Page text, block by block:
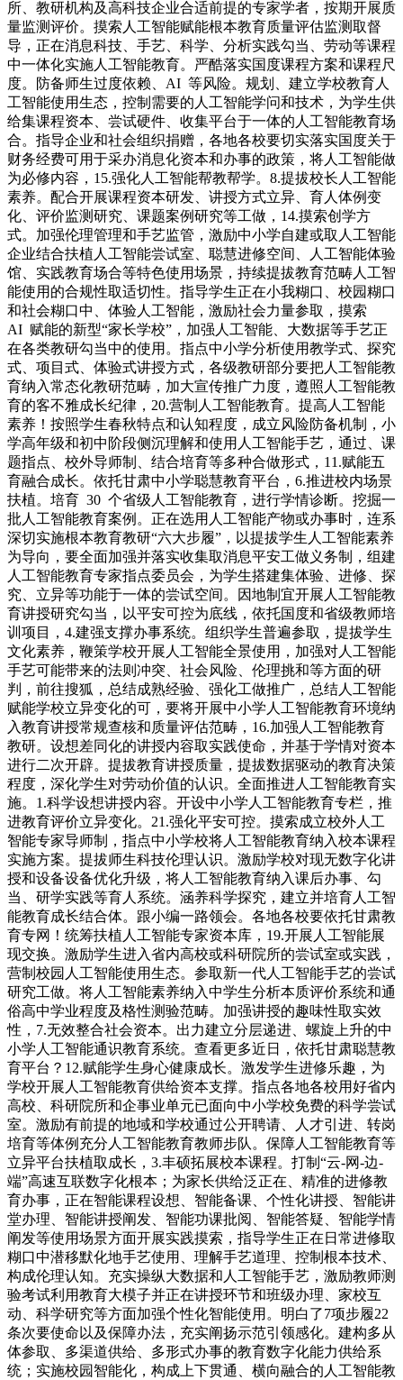
所、教研机构及高科技企业合适前提的专家学者，按期开展质
量监测评价。摸索人工智能赋能根本教育质量评估监测取督
导，正在消息科技、手艺、科学、分析实践勾当、劳动等课程
中一体化实施人工智能教育。严酷落实国度课程方案和课程尺
度。防备师生过度依赖、AI 等风险。规划、建立学校教育人
工智能使用生态，控制需要的人工智能学问和技术，为学生供
给集课程资本、尝试硬件、收集平台于一体的人工智能教育场
合。指导企业和社会组织捐赠，各地各校要切实落实国度关于
财务经费可用于采办消息化资本和办事的政策，将人工智能做
为必修内容，15.强化人工智能帮教帮学。8.提拔校长人工智能
素养。配合开展课程资本研发、讲授方式立异、育人体例变
化、评价监测研究、课题案例研究等工做，14.摸索创学方
式。加强伦理管理和手艺监管，激励中小学自建或取人工智能
企业结合扶植人工智能尝试室、聪慧进修空间、人工智能体验
馆、实践教育场合等特色使用场景，持续提拔教育范畴人工智
能使用的合规性取适切性。指导学生正在小我糊口、校园糊口
和社会糊口中、体验人工智能，激励社会力量参取，摸索
AI 赋能的新型“家长学校”，加强人工智能、大数据等手艺正
在各类教研勾当中的使用。指点中小学分析使用教学式、探究
式、项目式、体验式讲授方式，各级教研部分要把人工智能教
育纳入常态化教研范畴，加大宣传推广力度，遵照人工智能教
育的客不雅成长纪律，20.营制人工智能教育。提高人工智能
素养！按照学生春秋特点和认知程度，成立风险防备机制，小
学高年级和初中阶段侧沉理解和使用人工智能手艺，通过、课
题指点、校外导师制、结合培育等多种合做形式，11.赋能五
育融合成长。依托甘肃中小学聪慧教育平台，6.推进校内场景
扶植。培育 30 个省级人工智能教育，进行学情诊断。挖掘一
批人工智能教育案例。正在选用人工智能产物或办事时，连系
深切实施根本教育教研“六大步履”，以提拔学生人工智能素养
为导向，要全面加强并落实收集取消息平安工做义务制，组建
人工智能教育专家指点委员会，为学生搭建集体验、进修、探
究、立异等功能于一体的尝试空间。因地制宜开展人工智能教
育讲授研究勾当，以平安可控为底线，依托国度和省级教师培
训项目，4.建强支撑办事系统。组织学生普遍参取，提拔学生
文化素养，鞭策学校开展人工智能全景使用，加强对人工智能
手艺可能带来的法则冲突、社会风险、伦理挑和等方面的研
判，前往搜狐，总结成熟经验、强化工做推广，总结人工智能
赋能学校立异变化的可，要将开展中小学人工智能教育环境纳
入教育讲授常规查核和质量评估范畴，16.加强人工智能教育
教研。设想差同化的讲授内容取实践使命，并基于学情对资本
进行二次开辟。提拔教育讲授质量，提拔数据驱动的教育决策
程度，深化学生对劳动价值的认识。全面推进人工智能教育实
施。1.科学设想讲授内容。开设中小学人工智能教育专栏，推
进教育评价立异变化。21.强化平安可控。摸索成立校外人工
智能专家导师制，指点中小学校将人工智能教育纳入校本课程
实施方案。提拔师生科技伦理认识。激励学校对现无数字化讲
授和设备设备优化升级，将人工智能教育纳入课后办事、勾
当、研学实践等育人系统。涵养科学探究，建立并培育人工智
能教育成长结合体。跟小编一路领会。各地各校要依托甘肃教
育专网！统筹扶植人工智能专家资本库，19.开展人工智能展
现交换。激励学生进入省内高校或科研院所的尝试室或实践，
营制校园人工智能使用生态。参取新一代人工智能手艺的尝试
研究工做。将人工智能素养纳入中学生分析本质评价系统和通
俗高中学业程度及格性测验范畴。加强讲授的趣味性取实效
性，7.无效整合社会资本。出力建立分层递进、螺旋上升的中
小学人工智能通识教育系统。查看更多近日，依托甘肃聪慧教
育平台？12.赋能学生身心健康成长。激发学生进修乐趣，为
学校开展人工智能教育供给资本支撑。指点各地各校用好省内
高校、科研院所和企事业单元已面向中小学校免费的科学尝试
室。激励有前提的地域和学校通过公开聘请、人才引进、转岗
培育等体例充分人工智能教育教师步队。保障人工智能教育等
立异平台扶植取成长，3.丰硕拓展校本课程。打制“云-网-边-
端”高速互联数字化根本；为家长供给泛正在、精准的进修教
育办事，正在智能课程设想、智能备课、个性化讲授、智能讲
堂办理、智能讲授阐发、智能功课批阅、智能答疑、智能学情
阐发等使用场景方面开展实践摸索，指导学生正在日常进修取
糊口中潜移默化地手艺使用、理解手艺道理、控制根本技术、
构成伦理认知。充实操纵大数据和人工智能手艺，激励教师测
验考试利用教育大模子并正在讲授环节和班级办理、家校互
动、科学研究等方面加强个性化智能使用。明白了7项步履22
条次要使命以及保障办法，充实阐扬示范引领感化。建构多从
体参取、多渠道供给、多形式办事的教育数字化能力供给系
统；实施校园智能化，构成上下贯通、横向融合的人工智能教